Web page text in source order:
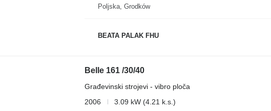
Poljska, Grodków
BEATA PALAK FHU
Belle 161 /30/40
Građevinski strojevi - vibro ploča
2006
3.09 kW (4.21 k.s.)